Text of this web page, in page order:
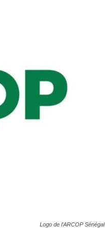
Logo de l'ARCOP Sénégal